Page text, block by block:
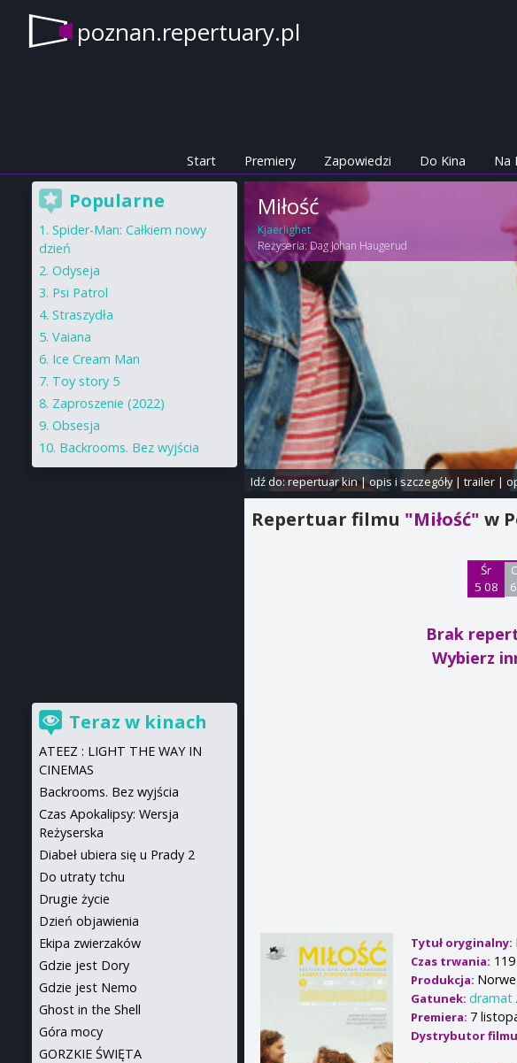
poznan.repertuary.pl
Start Premiery Zapowiedzi Do Kina Na
Miłość
Kjaerlighet
Reżyseria: Dag Johan Haugerud
Idź do:repertuar kin|opis i szczegóły| trailer|
Repertuar filmu "Miłość"w
Śr
5 08
Brak
Wybierz
Tytuł oryginalny:
Czas trwania:
Produkcja:
Gatunek:dramat
Premiera: 7
Dystrybutor
Popularne
Spider-Man: Całkiem nowy
dzień
Odyseja
Psi Patrol
Straszydła
Vaiana
Ice Cream Man
Toy story 5
Zaproszenie (2022)
Obsesja
Backrooms. Bez wyjścia
Teraz w kinach
ATEEZ : LIGHT THE WAY IN
CINEMAS
Backrooms. Bez wyjścia
Czas Apokalipsy: Wersja
Reżyserska
Diabeł ubiera się u Prady 2
Do utraty tchu
Drugie życie
Dzień objawienia
Ekipa zwierzaków
Gdzie jest Dory
Gdzie jest Nemo
Ghost in the Shell
Góra mocy
GORZKIE ŚWIĘTA